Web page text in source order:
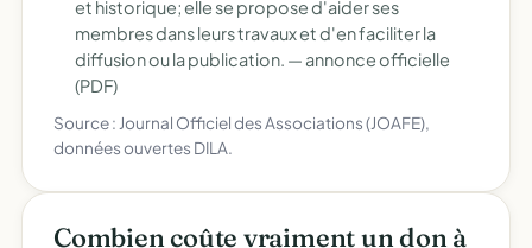
et historique; elle se propose d'aider ses
membres dans leurs travaux et d'en faciliter la
diffusion ou la publication. — annonce officielle
(PDF)
Source : Journal Officiel des Associations (JOAFE),
données ouvertes DILA.
Combien coûte vraiment un don à